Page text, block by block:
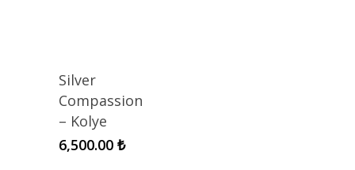
Silver
Compassion
– Kolye
6,500.00 ₺